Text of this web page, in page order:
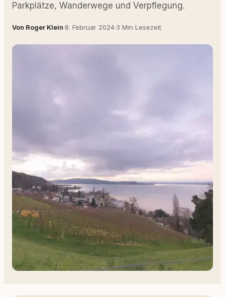
Parkplätze, Wanderwege und Verpflegung.
Von Roger Klein·8. Februar 2024·3 Min Lesezeit